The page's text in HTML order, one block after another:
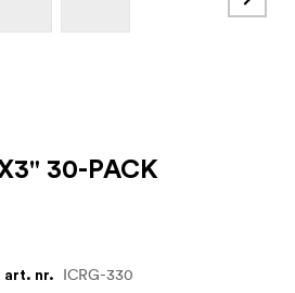
30-PACK
art. nr. ICRG-330